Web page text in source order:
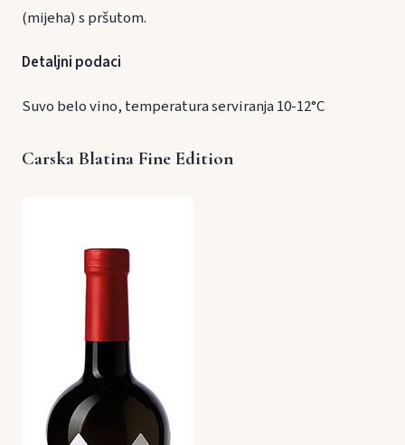
(mijeha) s pršutom.
Detaljni podaci
Suvo belo vino, temperatura serviranja 10-12°C
Carska Blatina Fine Edition